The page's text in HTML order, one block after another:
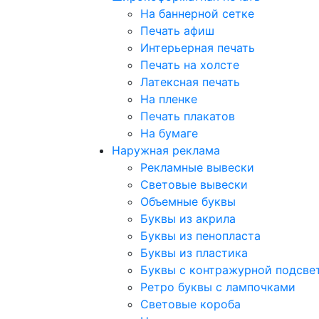
На баннерной сетке
Печать афиш
Интерьерная печать
Печать на холсте
Латексная печать
На пленке
Печать плакатов
На бумаге
Наружная реклама
Рекламные вывески
Световые вывески
Объемные буквы
Буквы из акрила
Буквы из пенопласта
Буквы из пластика
Буквы с контражурной
Ретро буквы с лампочками
Световые короба